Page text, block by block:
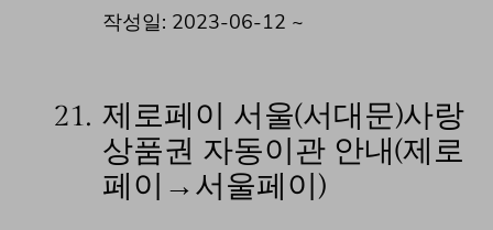
작성일: 2023-06-12 ~
21. 제로페이 서울(서대문)사랑
상품권 자동이관 안내(제로
페이→서울페이)